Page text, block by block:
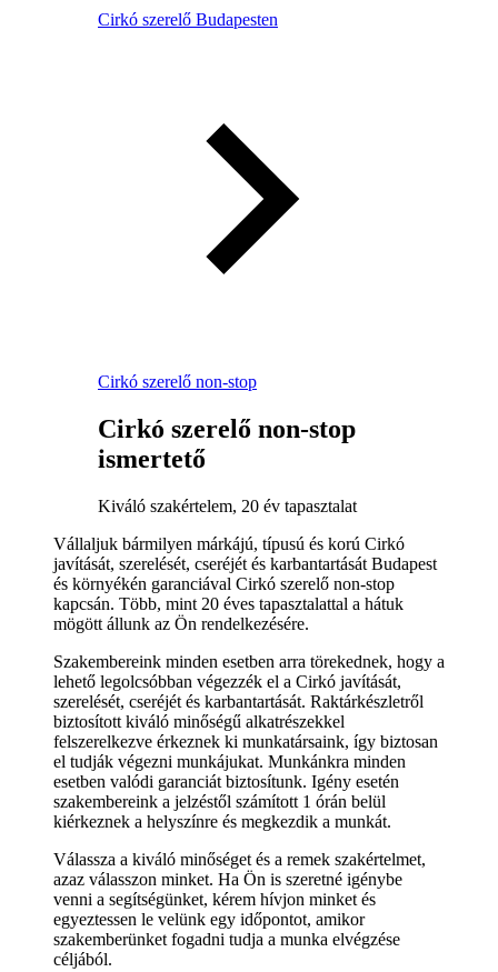
Cirkó szerelő Budapesten
Cirkó szerelő non-stop
Cirkó szerelő non-stop
ismertető
Kiváló szakértelem, 20 év tapasztalat
Vállaljuk bármilyen márkájú, típusú és korú Cirkó
javítását, szerelését, cseréjét és karbantartását Budapest
és környékén garanciával Cirkó szerelő non-stop
kapcsán. Több, mint 20 éves tapasztalattal a hátuk
mögött állunk az Ön rendelkezésére.
Szakembereink minden esetben arra törekednek, hogy a
lehető legolcsóbban végezzék el a Cirkó javítását,
szerelését, cseréjét és karbantartását. Raktárkészletről
biztosított kiváló minőségű alkatrészekkel
felszerelkezve érkeznek ki munkatársaink, így biztosan
el tudják végezni munkájukat. Munkánkra minden
esetben valódi garanciát biztosítunk. Igény esetén
szakembereink a jelzéstől számított 1 órán belül
kiérkeznek a helyszínre és megkezdik a munkát.
Válassza a kiváló minőséget és a remek szakértelmet,
azaz válasszon minket. Ha Ön is szeretné igénybe
venni a segítségünket, kérem hívjon minket és
egyeztessen le velünk egy időpontot, amikor
szakemberünket fogadni tudja a munka elvégzése
céljából.